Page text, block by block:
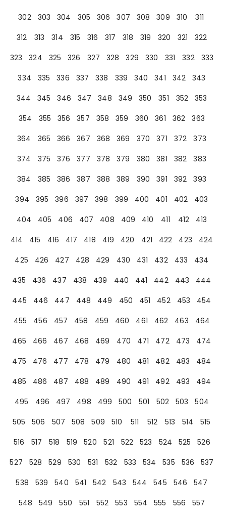
302
303 304 305 306 307 308 309 310
311
312
313 314 315 316 317 318 319 320 321
322
323
324 325 326 327 328 329 330 331 332
333
334
335 336 337 338 339 340 341 342
343
344
345 346 347 348 349 350 351 352
353
354
355 356 357 358 359 360 361 362
363
364
365 366 367 368 369 370 371 372
373
374
375 376 377 378 379 380 381 382
383
384
385 386 387 388 389 390 391 392
393
394
395 396 397 398 399 400 401 402
403
404
405 406 407 408 409 410 411 412
413
414
415 416 417 418 419 420 421 422 423
424
425
426 427 428 429 430 431 432 433
434
435
436 437 438 439 440 441 442 443
444
445
446 447 448 449 450 451 452 453
454
455
456 457 458 459 460 461 462 463
464
465
466 467 468 469 470 471 472 473
474
475
476 477 478 479 480 481 482 483
484
485
486 487 488 489 490 491 492 493
494
495
496 497 498 499 500 501 502 503
504
505
506 507 508 509 510 511 512 513 514
515
516
517 518 519 520 521 522 523 524 525
526
527
528 529 530 531 532 533 534 535 536
537
538
539 540 541 542 543 544 545 546
547
548
549 550 551 552 553 554 555 556
557